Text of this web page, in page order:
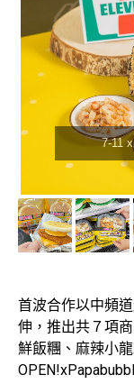
7-11
首波合作以中頻
伸，推出共７項
鮮飯糰、麻辣小